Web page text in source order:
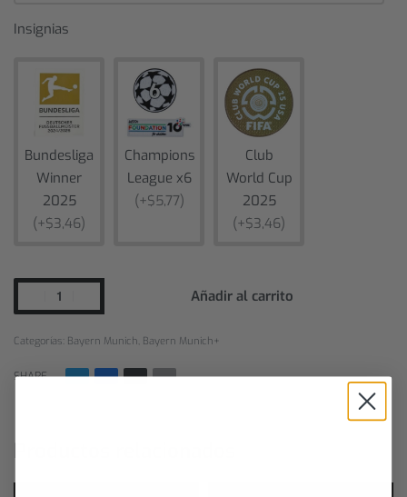
Insignias
Bundesliga
Winner
2025
(+$3,46)
Champions
League x6
(+$5,77)
Club
World Cup
2025
(+$3,46)
Añadir al carrito
Categorías: Bayern Munich Bayern Munich+
SHARE
Productos relacionados